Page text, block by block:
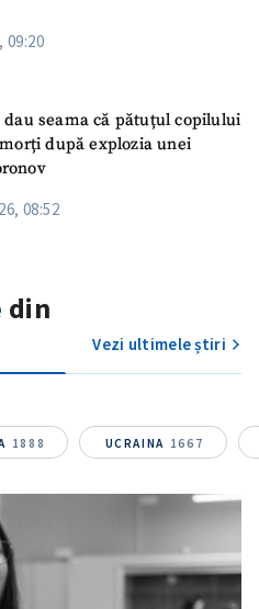
09:20
seama că pătuțul copilului
după explozia unei
08:52
din
Vezi ultimele știri
1888 UCRAINA 1667